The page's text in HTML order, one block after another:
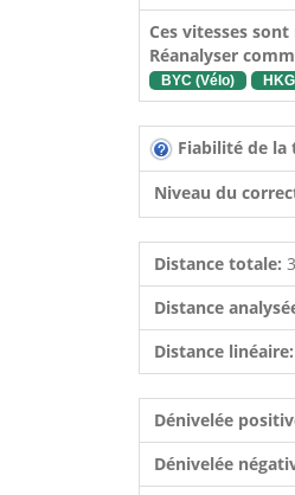
Ces vitesses
Réanalyser
BYC (Vélo)
Fiabilité de la
Niveau du
Distance totale:
Distance
Distance linéaire:
Dénivelée
Dénivelée